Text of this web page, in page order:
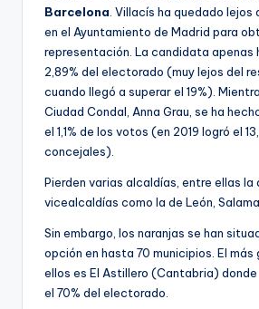
Barcelona . Villacís ha quedado
en el Ayuntamiento de Madrid para
representación. La candidata apenas
2,89% del electorado (muy lejos del
cuando llegó a superar el 19%).
Ciudad Condal, Anna Grau, se ha
el 1,1% de los votos (en 2019 logró el
concejales).
Pierden varias alcaldías, entre ellas la
vicealcaldías como la de León,
Sin embargo, los naranjas se han
opción en hasta 70 municipios. El
ellos es El Astillero (Cantabria) donde
el 70% del electorado.